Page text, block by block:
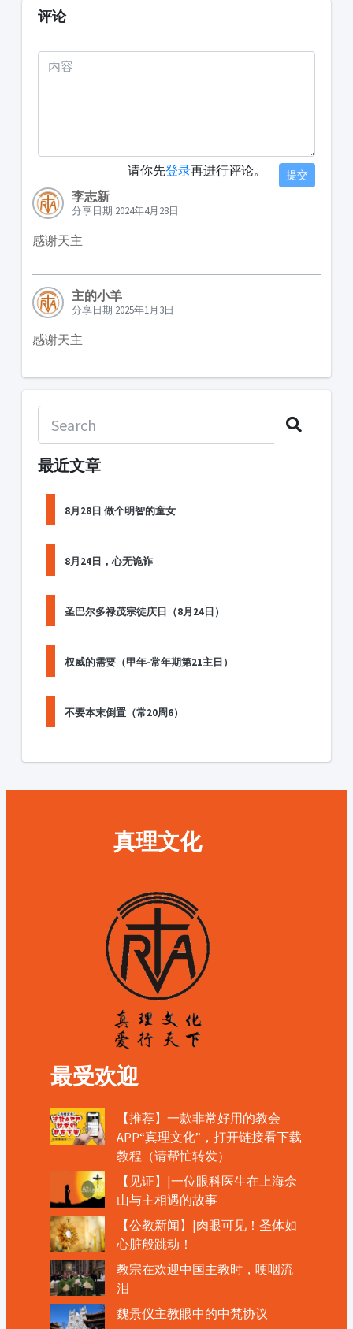
评论
请你先登录再进行评论。 提交
李志新
分享日期 2024年4月28日
感谢天主
主的小羊
分享日期 2025年1月3日
感谢天主
最近文章
8月28日 做个明智的童女
8月24日，心无诡诈
圣巴尔多禄茂宗徒庆日（8月24日）
权威的需要（甲年-常年期第21主日）
不要本末倒置（常20周6）
真理文化
最受欢迎
【推荐】一款非常好用的教会
APP“真理文化”，打开链接看下载
教程（请帮忙转发）
【见证】|一位眼科医生在上海佘
山与主相遇的故事
【公教新闻】|肉眼可见！圣体如
心脏般跳动！
教宗在欢迎中国主教时，哽咽流
泪
魏景仪主教眼中的中梵协议